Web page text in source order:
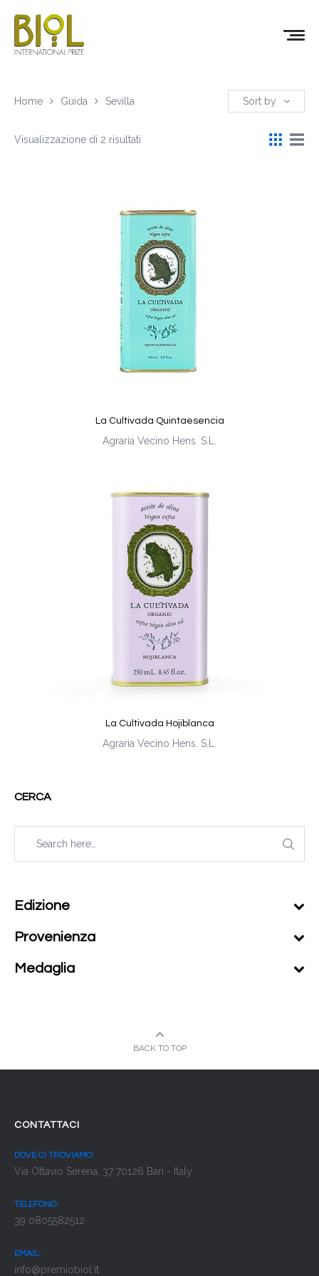
Home Guida Sevilla Sort by
Visualizzazione di 2 risultati
La Cultivada Quintaesencia
Agraria Vecino Hens. S.L.
La Cultivada Hojiblanca
Agraria Vecino Hens. S.L.
CERCA
Edizione
Provenienza
Medaglia
BACK TO TOP
CONTATTACI
DOVE CI TROVIAMO:
Via Ottavio Serena, 37 70126 Bari - Italy
TELEFONO:
39 0805582512
EMAIL:
info@premiobiol.it